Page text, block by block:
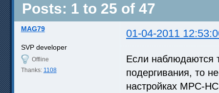
Posts: 1 to 25 of 47
MAG79 01-04-2011
SVP developer
Offline
Thanks: 1108
Если наблюдаются
подергивания, то
настройках MPC-